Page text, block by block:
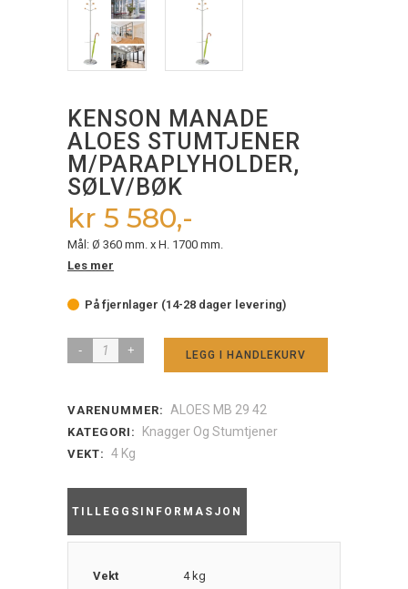
KENSON MANADE
ALOES STUMTJENER
M/PARAPLYHOLDER,
SØLV/BØK
kr 5 580,-
Mål: Ø 360 mm. x H. 1700 mm.
Les mer
På fjernlager (14-28 dager levering)
KENSON
stumtjener
m/paraplyholder,
LEGG I HANDLEKURV
VARENUMMER: ALOES MB 29 42
KATEGORI: Knagger Og Stumtjener
VEKT: 4 Kg
TILLEGGSINFORMASJON
Vekt 4 kg